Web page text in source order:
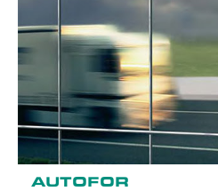
AUTOFOR